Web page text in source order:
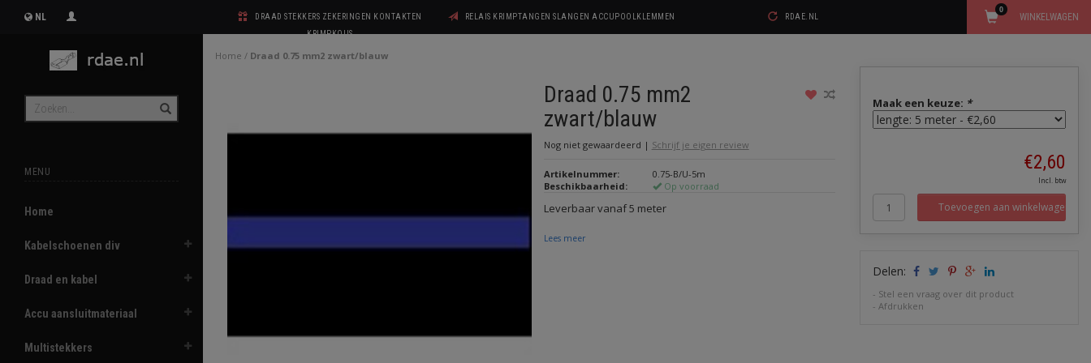
NL
DRAAD STEKKERS ZEKERINGEN KONTAKTEN
KRIMPKOUS
RELAIS KRIMPTANGEN SLANGEN ACCUPOOLKLEMMEN RDAE.NL WINKELWAGEN
0
MENU
Home
Kabelschoenen div
Draad en kabel
Accu aansluitmateriaal
Multistekkers
Home / Draad 0.75 mm2 zwart/blauw
Draad 0.75 mm2
zwart/blauw
Nog niet gewaardeerd | Schrijf je eigen review
Artikelnummer:
0.75-B/U-5m
Beschikbaarheid:
Op voorraad
Leverbaar vanaf 5 meter
Lees meer
Maak een keuze: *
€2,60
Incl. btw
Toevoegen aan winkelwagen
Delen:
- Stel een vraag over dit product
-Afdrukken